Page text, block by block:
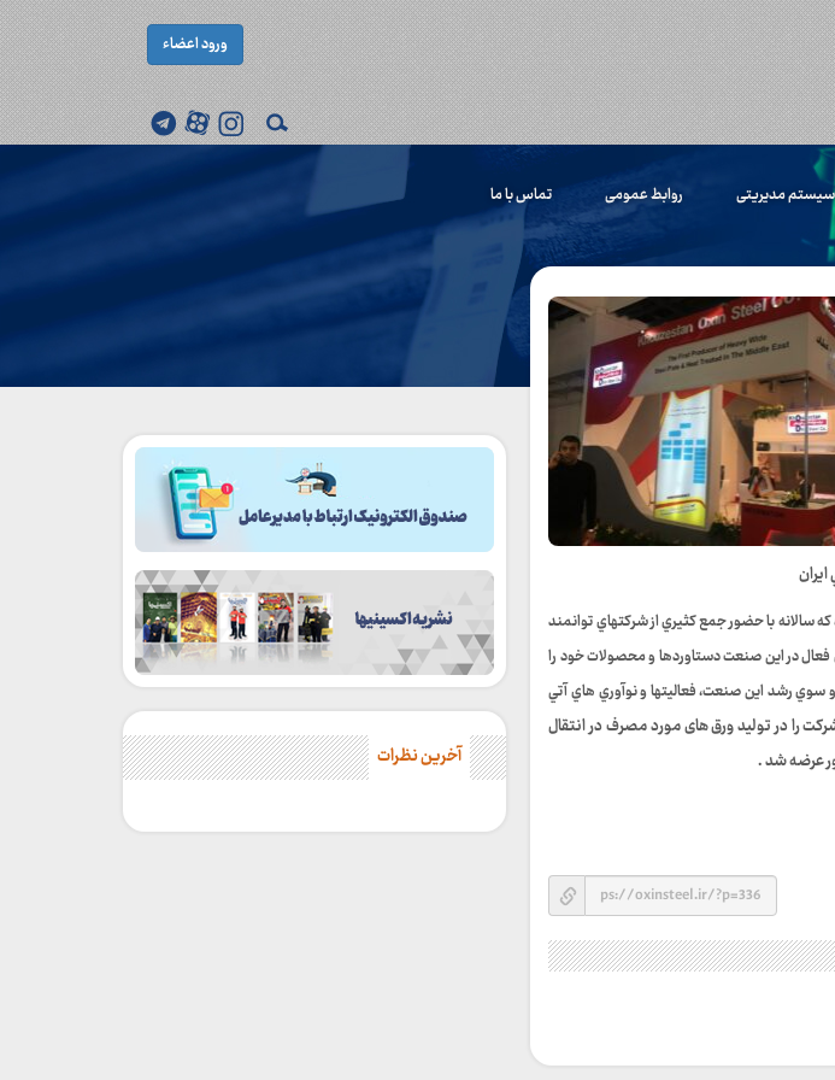
ورود اعضاء
سیستم مدیریتی روابط عمومی تماس با ما
كه سالانه با حضور جمع كثيري از شركتهاي توانمند
فعال در اين صنعت دستاوردها و محصولات خود را
سوي رشد اين صنعت، فعاليتها و نوآوري هاي آتي
را در تولید ورق های مورد مصرف در انتقال
عرضه شد .
آخرین نظرات